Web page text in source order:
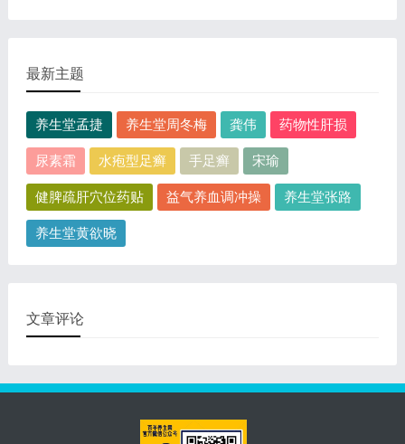
最新主题
养生堂孟捷 养生堂周冬梅 龚伟 药物性肝损
尿素霜 水疱型足癣 手足癣 宋瑜
健脾疏肝穴位药贴 益气养血调冲操 养生堂张路
养生堂黄欲晓
文章评论